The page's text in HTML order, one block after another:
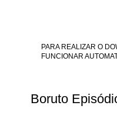
PARA REALIZAR O
FUNCIONAR
Boruto